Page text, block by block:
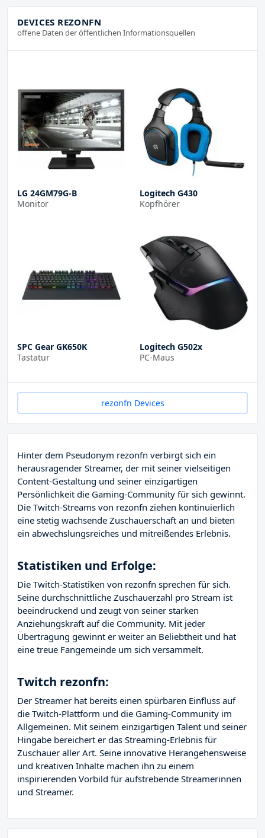
DEVICES REZONFN
offene Daten der öffentlichen Informationsquellen
LG 24GM79G-B
Monitor
Logitech G430
Kopfhörer
SPC Gear GK650K
Tastatur
Logitech G502x
PC-Maus
rezonfn Devices
Hinter dem Pseudonym rezonfn verbirgt sich ein
herausragender Streamer, der mit seiner vielseitigen
Content-Gestaltung und seiner einzigartigen
Persönlichkeit die Gaming-Community für sich gewinnt.
Die Twitch-Streams von rezonfn ziehen kontinuierlich
eine stetig wachsende Zuschauerschaft an und bieten
ein abwechslungsreiches und mitreißendes Erlebnis.
Statistiken und Erfolge:
Die Twitch-Statistiken von rezonfn sprechen für sich.
Seine durchschnittliche Zuschauerzahl pro Stream ist
beeindruckend und zeugt von seiner starken
Anziehungskraft auf die Community. Mit jeder
Übertragung gewinnt er weiter an Beliebtheit und hat
eine treue Fangemeinde um sich versammelt.
Twitch rezonfn:
Der Streamer hat bereits einen spürbaren Einfluss auf
die Twitch-Plattform und die Gaming-Community im
Allgemeinen. Mit seinem einzigartigen Talent und seiner
Hingabe bereichert er das Streaming-Erlebnis für
Zuschauer aller Art. Seine innovative Herangehensweise
und kreativen Inhalte machen ihn zu einem
inspirierenden Vorbild für aufstrebende Streamerinnen
und Streamer.